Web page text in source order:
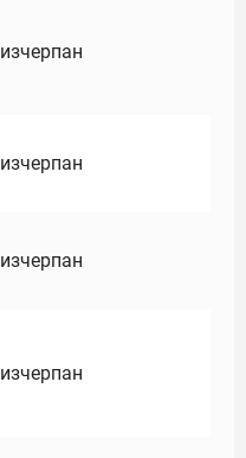
изчерпан
изчерпан
изчерпан
изчерпан